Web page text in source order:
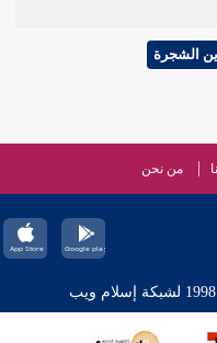
الشجرة
من نحن